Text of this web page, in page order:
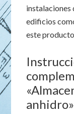
instalaciones
edificios
este
anhidro»